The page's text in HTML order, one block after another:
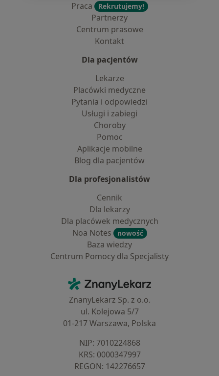
Praca
Rekrutujemy!
Partnerzy
Centrum prasowe
Kontakt
Dla pacjentów
Lekarze
Placówki medyczne
Pytania i odpowiedzi
Usługi i zabiegi
Choroby
Pomoc
Aplikacje mobilne
Blog dla pacjentów
Dla profesjonalistów
Cennik
Dla lekarzy
Dla placówek medycznych
Noa Notes
nowość
Baza wiedzy
Centrum Pomocy dla Specjalisty
ZnanyLekarz - Strona główna
ZnanyLekarz Sp. z o.o.
ul. Kolejowa 5/7
01-217 Warszawa, Polska
NIP: ⁠7010224868
KRS: ⁠0000347997
REGON: ⁠142276657